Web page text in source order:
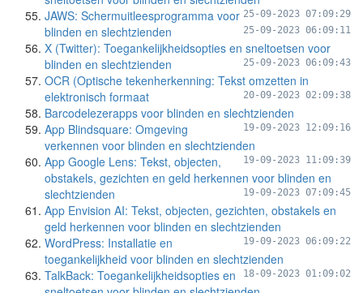
25-09-2023 07:09:29
JAWS: Schermuitleesprogramma voor
blinden en slechtzienden
25-09-2023 06:09:11
X (Twitter): Toegankelijkheidsopties en sneltoetsen voor
blinden en slechtzienden
25-09-2023 06:09:43
OCR (Optische tekenherkenning: Tekst omzetten in
elektronisch formaat
20-09-2023 02:09:38
Barcodelezerapps voor blinden en slechtzienden
19-09-2023 12:09:16
App Blindsquare: Omgeving
verkennen voor blinden en slechtzienden
19-09-2023 11:09:39
App Google Lens: Tekst, objecten,
obstakels, gezichten en geld herkennen voor blinden en
slechtzienden
19-09-2023 07:09:45
App Envision AI: Tekst, objecten, gezichten, obstakels en
geld herkennen voor blinden en slechtzienden
19-09-2023 06:09:22
WordPress: Installatie en
toegankelijkheid voor blinden en slechtzienden
18-09-2023 01:09:02
TalkBack: Toegankelijkheidsopties en